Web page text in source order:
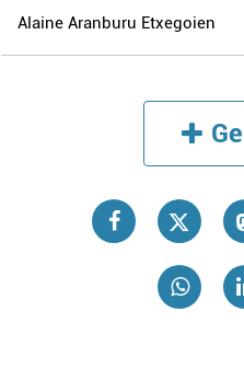
Alaine Aranburu Etxegoien